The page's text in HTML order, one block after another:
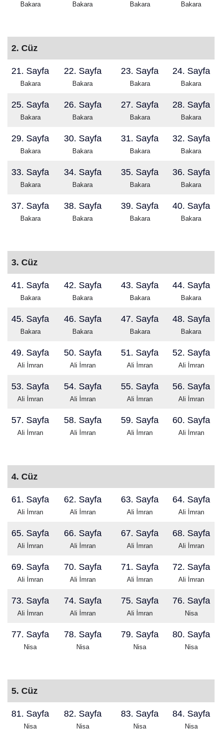
Bakara Bakara Bakara Bakara
2. Cüz
21. Sayfa
Bakara
22. Sayfa
Bakara
23. Sayfa
Bakara
24. Sayfa
Bakara
25. Sayfa
Bakara
26. Sayfa
Bakara
27. Sayfa
Bakara
28. Sayfa
Bakara
29. Sayfa
Bakara
30. Sayfa
Bakara
31. Sayfa
Bakara
32. Sayfa
Bakara
33. Sayfa
Bakara
34. Sayfa
Bakara
35. Sayfa
Bakara
36. Sayfa
Bakara
37. Sayfa
Bakara
38. Sayfa
Bakara
39. Sayfa
Bakara
40. Sayfa
Bakara
3. Cüz
41. Sayfa
Bakara
42. Sayfa
Bakara
43. Sayfa
Bakara
44. Sayfa
Bakara
45. Sayfa
Bakara
46. Sayfa
Bakara
47. Sayfa
Bakara
48. Sayfa
Bakara
49. Sayfa
Ali İmran
50. Sayfa
Ali İmran
51. Sayfa
Ali İmran
52. Sayfa
Ali İmran
53. Sayfa
Ali İmran
54. Sayfa
Ali İmran
55. Sayfa
Ali İmran
56. Sayfa
Ali İmran
57. Sayfa
Ali İmran
58. Sayfa
Ali İmran
59. Sayfa
Ali İmran
60. Sayfa
Ali İmran
4. Cüz
61. Sayfa
Ali İmran
62. Sayfa
Ali İmran
63. Sayfa
Ali İmran
64. Sayfa
Ali İmran
65. Sayfa
Ali İmran
66. Sayfa
Ali İmran
67. Sayfa
Ali İmran
68. Sayfa
Ali İmran
69. Sayfa
Ali İmran
70. Sayfa
Ali İmran
71. Sayfa
Ali İmran
72. Sayfa
Ali İmran
73. Sayfa
Ali İmran
74. Sayfa
Ali İmran
75. Sayfa
Ali İmran
76. Sayfa
Nisa
77. Sayfa
Nisa
78. Sayfa
Nisa
79. Sayfa
Nisa
80. Sayfa
Nisa
5. Cüz
81. Sayfa
Nisa
82. Sayfa
Nisa
83. Sayfa
Nisa
84. Sayfa
Nisa